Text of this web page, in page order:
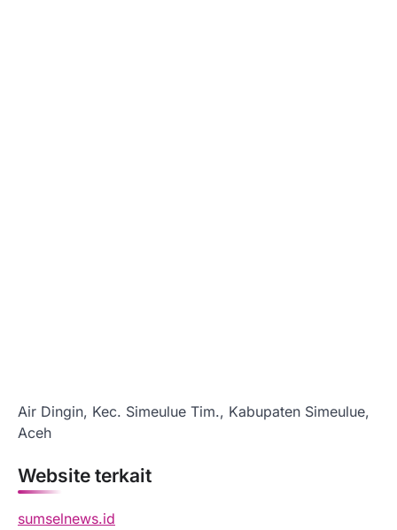
Air Dingin, Kec. Simeulue Tim., Kabupaten Simeulue,
Aceh
Website terkait
sumselnews.id